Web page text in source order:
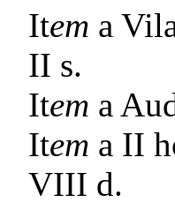
Item a
II s.
Item a
Item a II
VIII d.